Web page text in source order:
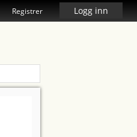
Registrer Logg inn